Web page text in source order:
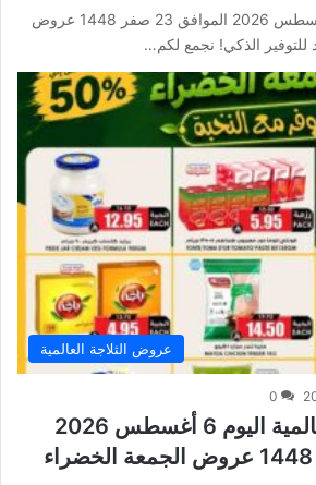
عروض الدكان اليوم 6 أغسطس 2026 الموافق 23 صفر 1448 عروض
الذكي! نجمع لكم…
عروض الثلاجة العالمية
0
عروض الثلاجة العالمية اليوم 6 أغسطس 2026